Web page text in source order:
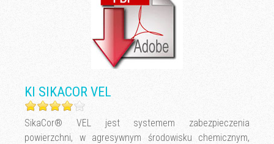
KI SIKACOR VEL
SikaCor® VEL jest systemem zabezpieczenia
powierzchni, w agresywnym środowisku chemicznym,